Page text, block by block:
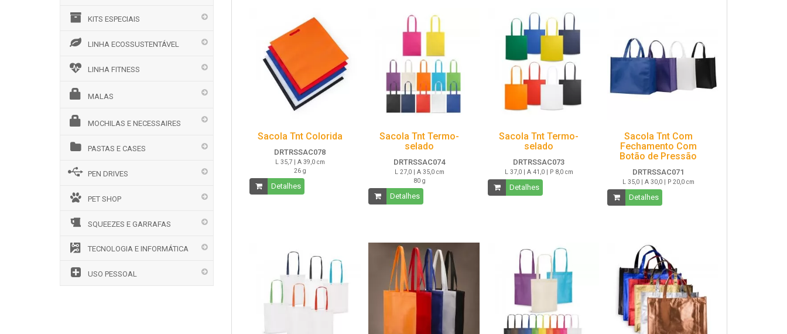
KITS ESPECIAIS
LINHA ECOSSUSTENTÁVEL
LINHA FITNESS
MALAS
MOCHILAS E NECESSAIRES
PASTAS E CASES
PEN DRIVES
PET SHOP
SQUEEZES E GARRAFAS
TECNOLOGIA E INFORMÁTICA
USO PESSOAL
Sacola Tnt Colorida
DRTRSSAC078
L 35,7 | A 39,0 cm
26 g
Detalhes
Sacola Tnt Termo-
selado
DRTRSSAC074
L 27,0 | A 35,0 cm
80 g
Detalhes
Sacola Tnt Termo-
selado
DRTRSSAC073
L 37,0 | A 41,0 | P 8,0 cm
Detalhes
Sacola Tnt Com
Fechamento Com
Botão de Pressão
DRTRSSAC071
L 35,0 | A 30,0 | P 20,0 cm
Detalhes